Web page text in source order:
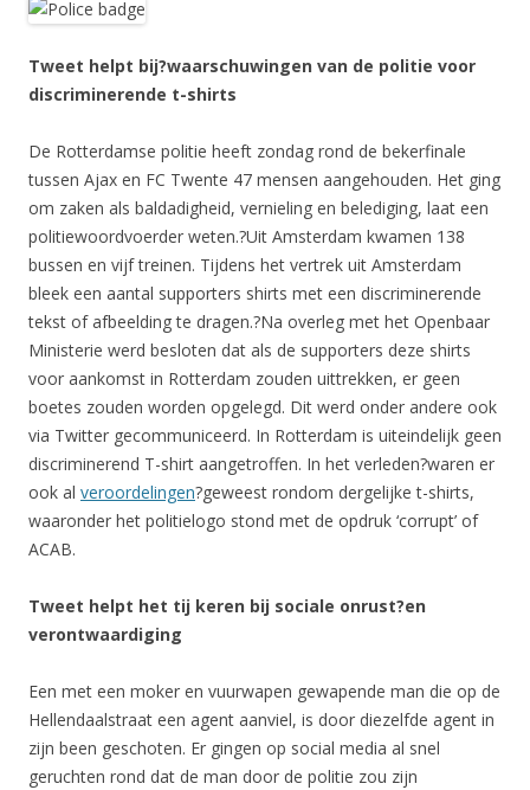
Tweet helpt bij?waarschuwingen van de politie voor
discriminerende t-shirts
De Rotterdamse politie heeft zondag rond de bekerfinale
tussen Ajax en FC Twente 47 mensen aangehouden. Het ging
om zaken als baldadigheid, vernieling en belediging, laat een
politiewoordvoerder weten.?Uit Amsterdam kwamen 138
bussen en vijf treinen. Tijdens het vertrek uit Amsterdam
bleek een aantal supporters shirts met een discriminerende
tekst of afbeelding te dragen.?Na overleg met het Openbaar
Ministerie werd besloten dat als de supporters deze shirts
voor aankomst in Rotterdam zouden uittrekken, er geen
boetes zouden worden opgelegd. Dit werd onder andere ook
via Twitter gecommuniceerd. In Rotterdam is uiteindelijk geen
discriminerend T-shirt aangetroffen. In het verleden?waren er
ook al veroordelingen?geweest rondom dergelijke t-shirts,
waaronder het politielogo stond met de opdruk ‘corrupt’ of
ACAB.
Tweet helpt het tij keren bij sociale onrust?en
verontwaardiging
Een met een moker en vuurwapen gewapende man die op de
Hellendaalstraat een agent aanviel, is door diezelfde agent in
zijn been geschoten. Er gingen op social media al snel
geruchten rond dat de man door de politie zou zijn